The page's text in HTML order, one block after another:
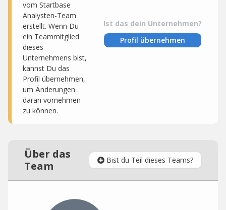
vom Startbase
Analysten-Team
erstellt. Wenn Du
ein Teammitglied
dieses
Unternehmens bist,
kannst Du das
Profil übernehmen,
um Änderungen
daran vornehmen
zu können.
Ist das dein Unternehmen?
Profil übernehmen
Über das
Team
Bist du Teil dieses Teams?